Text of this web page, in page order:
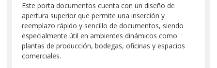
Este porta documentos cuenta con un diseño de
apertura superior que permite una inserción y
reemplazo rápido y sencillo de documentos, siendo
especialmente útil en ambientes dinámicos como
plantas de producción, bodegas, oficinas y espacios
comerciales.